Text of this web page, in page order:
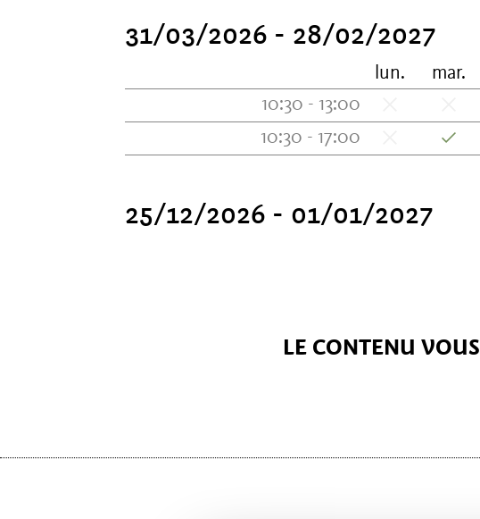
31/03/2026 - 28/02/2027
lun. mar.
10:30 - 13:00
10:30 - 17:00
25/12/2026 - 01/01/2027
LE CONTENU